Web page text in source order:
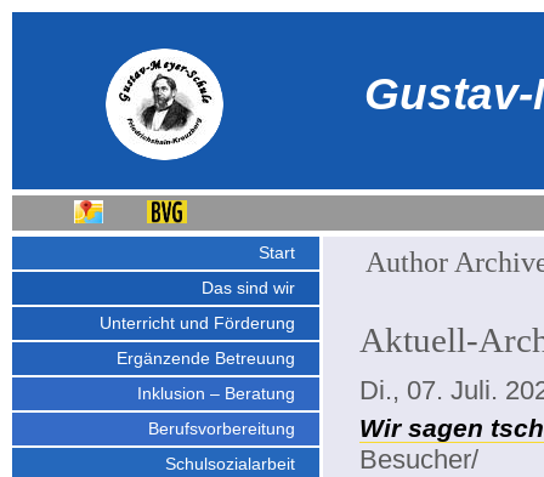
Start
Das sind wir
Unterricht und Förderung
Ergänzende Betreuung
Inklusion – Beratung
Berufsvorbereitung
Schulsozialarbeit
Author
Aktuell-
Di., 07. Juli.
Wir sagen
Besucher/